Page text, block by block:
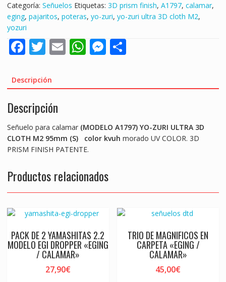
CLOTH
M2
TALLA
95mm
KVUH
A1797
cantidad
Categoría: Señuelos Etiquetas: 3D prism finish, A1797, calamar,
eging, pajaritos, poteras, yo-zuri, yo-zuri ultra 3D cloth M2,
yozuri
F
e
b
o
o
k
T
itt
er
E
l
W
s
p
p
M
e
g
er
S
e
Descripción
Descripción
Señuelo para calamar (MODELO A1797) YO-ZURI ULTRA 3D
CLOTH M2 95mm (S)
color kvuh morado UV COLOR. 3D
PRISM FINISH PATENTE.
Productos relacionados
PACK DE 2 YAMASHITAS 2.2
MODELO EGI DROPPER «EGING
/ CALAMAR»
27,90€
TRIO DE MAGNIFICOS EN
CARPETA «EGING /
CALAMAR»
45,00€